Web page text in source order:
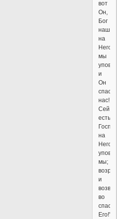
вот
Он,
Бог
наш!
на
Него
мы
и
Он
спас
нас!
Сей
есть
на
Него
мы;
и
во
Его!"